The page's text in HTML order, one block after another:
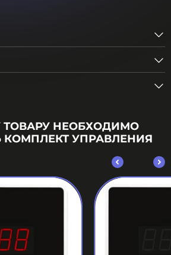
ТОВАРУ НЕОБХОДИМО
КОМПЛЕКТ УПРАВЛЕНИЯ